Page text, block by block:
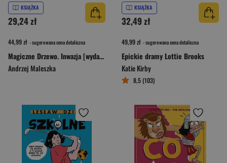
KSIĄŻKA
29,24 zł
44,99 zł - sugerowana cena detaliczna
Magiczne Drzewo. Inwazja [wydanie 2024]
Andrzej Maleszka
KSIĄŻKA
32,49 zł
49,99 zł - sugerowana cena detaliczna
Epickie dramy Lottie Brooks
Katie Kirby
8,5 (103)